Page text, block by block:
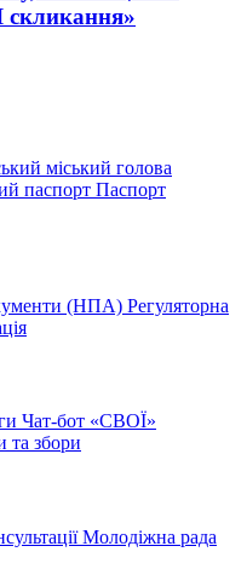
скликання»
міський голова
паспорт Паспорт
(НПА) Регуляторна
Чат-бот «СВОЇ»
та збори
Молодіжна рада